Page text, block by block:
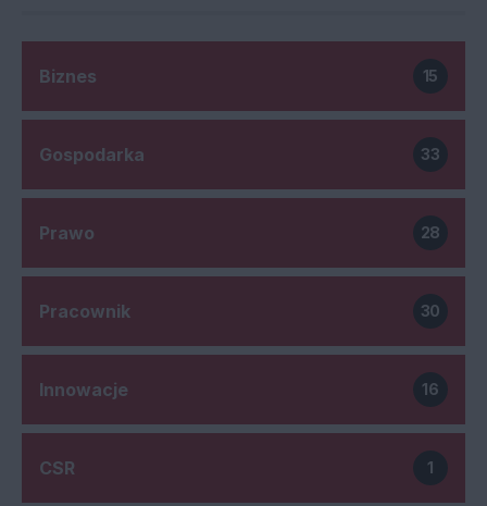
Biznes 15
Gospodarka 33
Prawo 28
Pracownik 30
Innowacje 16
CSR 1